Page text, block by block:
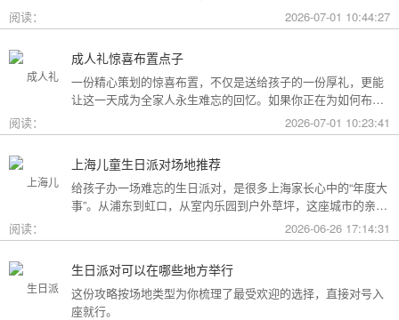
用构成参考，你可以看看哪种更贴合自己的情况。
阅读： 2026-07-01 10:44:27
成人礼惊喜布置点子
一份精心策划的惊喜布置，不仅是送给孩子的一份厚礼，更能
让这一天成为全家人永生难忘的回忆。如果你正在为如何布置
而头疼，不妨收下这份成人礼惊喜布置全攻略，从主题风格到
细节创意，帮你打造一场仪式感爆棚的成年盛典。
阅读： 2026-07-01 10:23:41
上海儿童生日派对场地推荐
给孩子办一场难忘的生日派对，是很多上海家长心中的“年度大
事”。从浦东到虹口，从室内乐园到户外草坪，这座城市的亲子
友好型场地选择越来越丰富。不过场地多了，选择也成了难
题。这份攻略按类型为你盘点了上海热门的儿童生日派对场
阅读： 2026-06-26 17:14:31
生日派对可以在哪些地方举行
这份攻略按场地类型为你梳理了最受欢迎的选择，直接对号入
座就行。